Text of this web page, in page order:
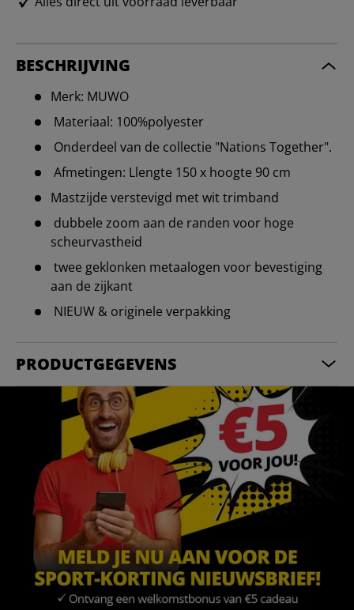
BESCHRIJVING
Merk: MUWO
Materiaal: 100%polyester
Onderdeel van de collectie "Nations Together".
Afmetingen: Llengte 150 x hoogte 90 cm
Mastzijde verstevigd met wit trimband
dubbele zoom aan de randen voor hoge
scheurvastheid
twee geklonken metaalogen voor bevestiging
aan de zijkant
NIEUW & originele verpakking
PRODUCTGEGEVENS